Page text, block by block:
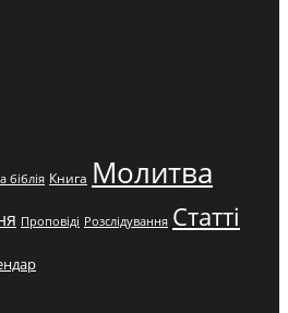
біблія Книга Молитва
Проповіді Розслідування Статті